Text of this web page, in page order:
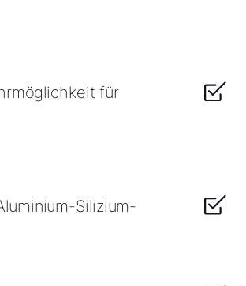
für
Silizium-